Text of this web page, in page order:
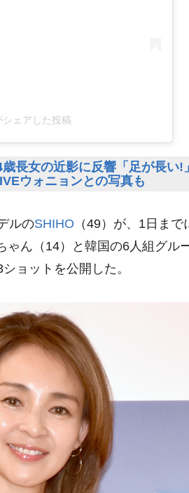
ェアした投稿
長女の近影に反響「足が長い!
ウォニョンとの写真も
ルのSHIHO （49）が、1日まで
ん（14）と韓国の6人組グル
ショットを公開した。